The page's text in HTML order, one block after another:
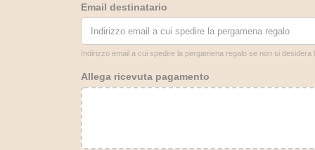
Email destinatario
Indirizzo email a cui spedire la pergamena regalo se non si desidera
Allega ricevuta pagamento